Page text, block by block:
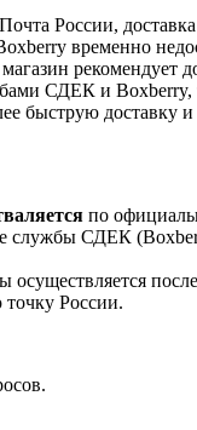
Почта России,
временно
рекомендует
СДЕК и Boxberry,
быструю доставку
по
службы СДЕК
осуществляется
России.